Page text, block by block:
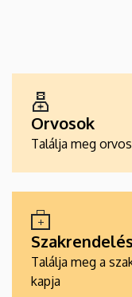
Orvosok
Találja meg
Találja meg a
kapja